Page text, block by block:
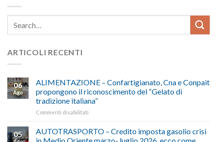
ARTICOLI RECENTI
06
Ago
ALIMENTAZIONE – Confartigianato, Cna e Conpait
propongono il riconoscimento del “Gelato di
tradizione italiana”
Commenti disabilitati
–
Confartigianato,
05
AUTOTRASPORTO – Credito imposta gasolio crisi